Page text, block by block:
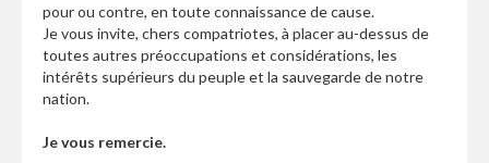
pour ou contre, en toute connaissance de cause.
Je vous invite, chers compatriotes, à placer au-dessus de
toutes autres préoccupations et considérations, les
intérêts supérieurs du peuple et la sauvegarde de notre
nation.
Je vous remercie.